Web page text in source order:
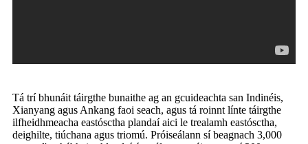
Tá trí bhunáit táirgthe bunaithe ag an gcuideachta san Indinéis,
Xianyang agus Ankang faoi seach, agus tá roinnt línte táirgthe
ilfheidhmeacha eastósctha plandaí aici le trealamh eastósctha,
deighilte, tiúchana agus triomú. Próiseálann sí beagnach 3,000